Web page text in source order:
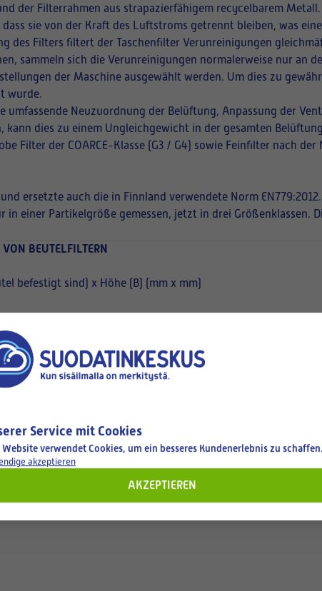
der Filterrahmen aus strapazierfähigem recycelbarem Metall.
sie von der Kraft des Luftstroms getrennt bleiben, was
des Filters filtert der Taschenfilter Verunreinigungen
sammeln sich die Verunreinigungen normalerweise nur an
der Maschine ausgewählt werden. Um dies zu
wurde.
umfassende Neuzuordnung der Belüftung, Anpassung der
kann dies zu einem Ungleichgewicht in der gesamten
Filter der COARCE-Klasse (G3 / G4) sowie Feinfilter nach
ersetzte auch die in Finnland verwendete Norm
einer Partikelgröße gemessen, jetzt in drei Größenklassen.
BEUTELFILTERN
befestigt sind) x Höhe (B) (mm x mm)
Service mit Cookies
Website verwendet Cookies, um ein besseres Kundenerlebnis zu schaffen.
akzeptieren
AKZEPTIEREN